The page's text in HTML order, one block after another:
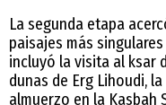
La segunda etapa
paisajes más
incluyó la visita al ksar
dunas de Erg Lihoudi,
almuerzo en la Kasbah